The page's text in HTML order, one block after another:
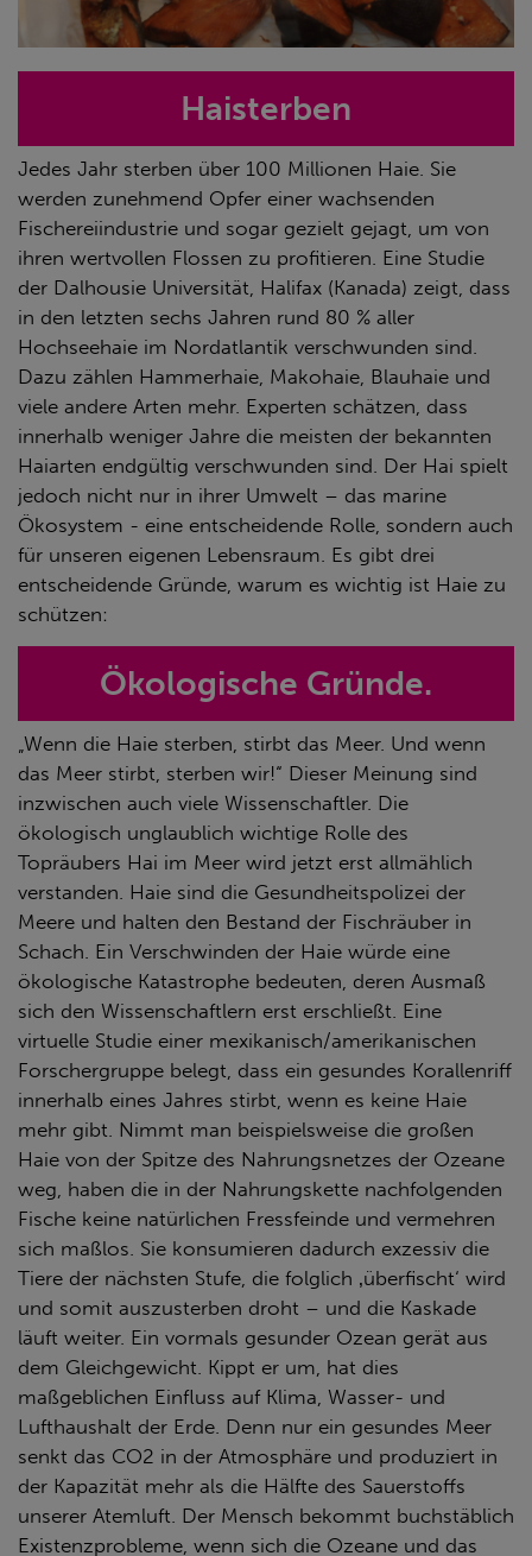
Haisterben
Jedes Jahr sterben über 100 Millionen Haie. Sie
werden zunehmend Opfer einer wachsenden
Fischereiindustrie und sogar gezielt gejagt, um von
ihren wertvollen Flossen zu profitieren. Eine Studie
der Dalhousie Universität, Halifax (Kanada) zeigt, dass
in den letzten sechs Jahren rund 80 % aller
Hochseehaie im Nordatlantik verschwunden sind.
Dazu zählen Hammerhaie, Makohaie, Blauhaie und
viele andere Arten mehr. Experten schätzen, dass
innerhalb weniger Jahre die meisten der bekannten
Haiarten endgültig verschwunden sind. Der Hai spielt
jedoch nicht nur in ihrer Umwelt – das marine
Ökosystem - eine entscheidende Rolle, sondern auch
für unseren eigenen Lebensraum. Es gibt drei
entscheidende Gründe, warum es wichtig ist Haie zu
schützen:
Ökologische Gründe.
„Wenn die Haie sterben, stirbt das Meer. Und wenn
das Meer stirbt, sterben wir!“ Dieser Meinung sind
inzwischen auch viele Wissenschaftler. Die
ökologisch unglaublich wichtige Rolle des
Topräubers Hai im Meer wird jetzt erst allmählich
verstanden. Haie sind die Gesundheitspolizei der
Meere und halten den Bestand der Fischräuber in
Schach. Ein Verschwinden der Haie würde eine
ökologische Katastrophe bedeuten, deren Ausmaß
sich den Wissenschaftlern erst erschließt. Eine
virtuelle Studie einer mexikanisch/amerikanischen
Forschergruppe belegt, dass ein gesundes Korallenriff
innerhalb eines Jahres stirbt, wenn es keine Haie
mehr gibt. Nimmt man beispielsweise die großen
Haie von der Spitze des Nahrungsnetzes der Ozeane
weg, haben die in der Nahrungskette nachfolgenden
Fische keine natürlichen Fressfeinde und vermehren
sich maßlos. Sie konsumieren dadurch exzessiv die
Tiere der nächsten Stufe, die folglich ‚überfischt‘ wird
und somit auszusterben droht – und die Kaskade
läuft weiter. Ein vormals gesunder Ozean gerät aus
dem Gleichgewicht. Kippt er um, hat dies
maßgeblichen Einfluss auf Klima, Wasser- und
Lufthaushalt der Erde. Denn nur ein gesundes Meer
senkt das CO2 in der Atmosphäre und produziert in
der Kapazität mehr als die Hälfte des Sauerstoffs
unserer Atemluft. Der Mensch bekommt buchstäblich
Existenzprobleme, wenn sich die Ozeane und das